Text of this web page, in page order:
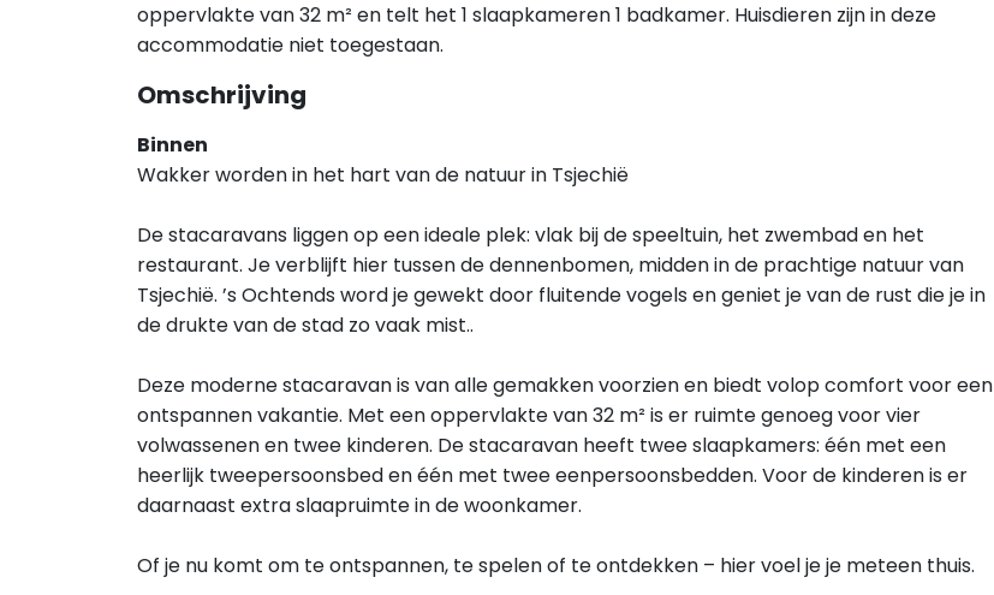
oppervlakte van 32 m² en telt het 1 slaapkameren 1 badkamer. Huisdieren zijn in deze
accommodatie niet toegestaan.
Omschrijving
Binnen
Wakker worden in het hart van de natuur in Tsjechië
De stacaravans liggen op een ideale plek: vlak bij de speeltuin, het zwembad en het
restaurant. Je verblijft hier tussen de dennenbomen, midden in de prachtige natuur van
Tsjechië. ’s Ochtends word je gewekt door fluitende vogels en geniet je van de rust die je in
de drukte van de stad zo vaak mist..
Deze moderne stacaravan is van alle gemakken voorzien en biedt volop comfort voor een
ontspannen vakantie. Met een oppervlakte van 32 m² is er ruimte genoeg voor vier
volwassenen en twee kinderen. De stacaravan heeft twee slaapkamers: één met een
heerlijk tweepersoonsbed en één met twee eenpersoonsbedden. Voor de kinderen is er
daarnaast extra slaapruimte in de woonkamer.
Of je nu komt om te ontspannen, te spelen of te ontdekken – hier voel je je meteen thuis.